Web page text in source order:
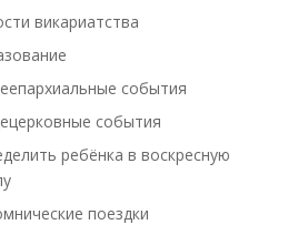
викариатства
события
события
ребёнка в воскресную
поездки